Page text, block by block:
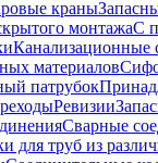
краны
монтажаС
Канализационные
материалов
патрубок
Ревизии
Сварные
для труб из